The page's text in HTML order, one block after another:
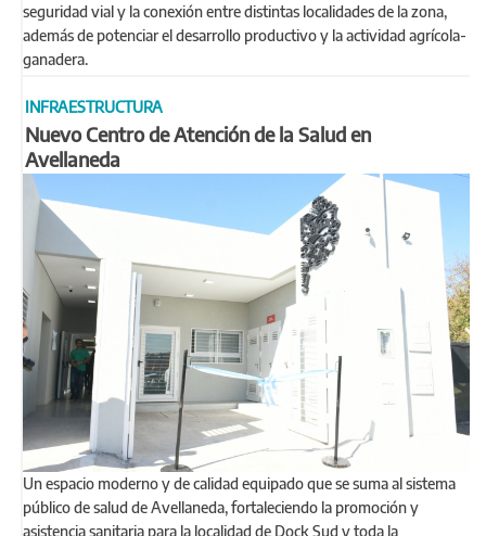
seguridad vial y la conexión entre distintas localidades de la zona,
además de potenciar el desarrollo productivo y la actividad agrícola-
ganadera.
INFRAESTRUCTURA
Nuevo Centro de Atención de la Salud en
Avellaneda
Un espacio moderno y de calidad equipado que se suma al sistema
público de salud de Avellaneda, fortaleciendo la promoción y
asistencia sanitaria para la localidad de Dock Sud y toda la